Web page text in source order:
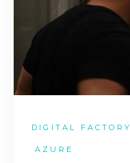
DIGITAL FACTORY
AZURE